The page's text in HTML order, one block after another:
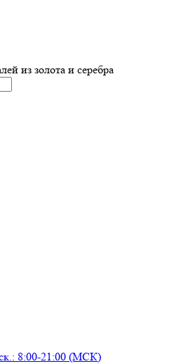
из золота и серебра
8:00-21:00 (МСК)